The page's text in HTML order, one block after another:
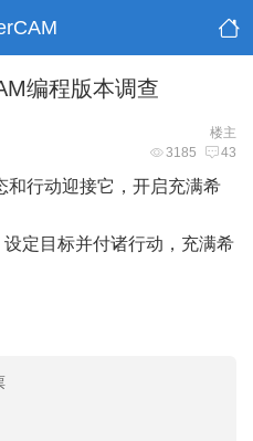
编程版本调查
楼主
3185 43
和行动迎接它，开启充满希
定目标并付诸行动，充满希